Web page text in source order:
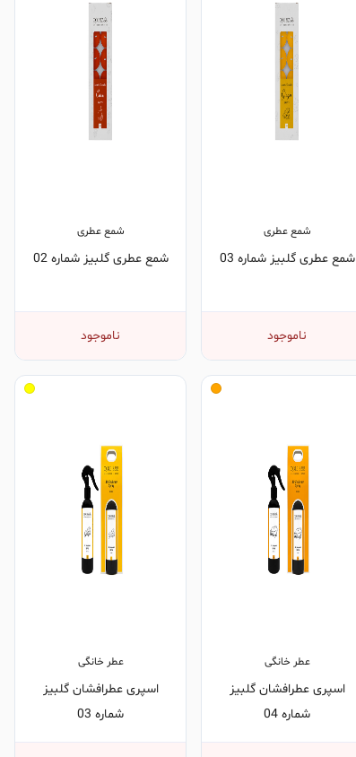
شمع عطری
شمع عطری گلبیز شماره 03
ناموجود
شمع عطری
شمع عطری گلبیز شماره 02
ناموجود
عطر خانگی
اسپری عطرافشان گلبیز
شماره 04
عطر خانگی
اسپری عطرافشان گلبیز
شماره 03